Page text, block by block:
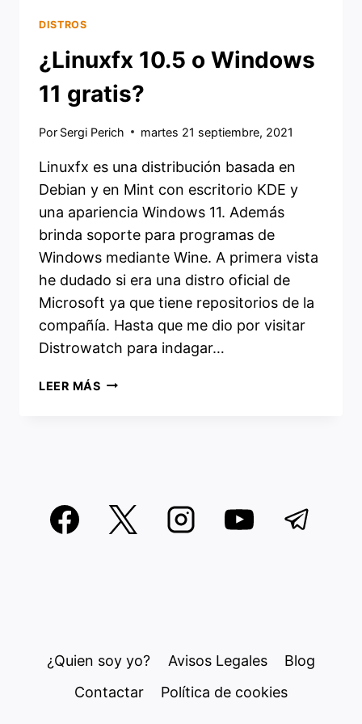
DISTROS
¿Linuxfx 10.5 o Windows
11 gratis?
Por Sergi Perich martes 21 septiembre, 2021
Linuxfx es una distribución basada en
Debian y en Mint con escritorio KDE y
una apariencia Windows 11. Además
brinda soporte para programas de
Windows mediante Wine. A primera vista
he dudado si era una distro oficial de
Microsoft ya que tiene repositorios de la
compañía. Hasta que me dio por visitar
Distrowatch para indagar…
LEER MÁS¿LINUXFX
¿Quien soy yo? Avisos Legales
Blog
Contactar
Política de cookies